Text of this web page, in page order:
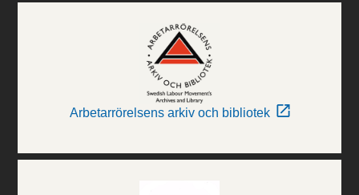
Arbetarrörelsens arkiv och bibliotek